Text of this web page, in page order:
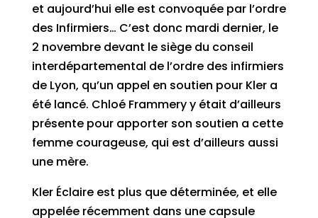
et aujourd’hui elle est convoquée par l’ordre
des Infirmiers… C’est donc mardi dernier, le
2 novembre devant le siège du conseil
interdépartemental de l’ordre des infirmiers
de Lyon, qu’un appel en soutien pour Kler a
été lancé. Chloé Frammery y était d’ailleurs
présente pour apporter son soutien a cette
femme courageuse, qui est d’ailleurs aussi
une mère.
Kler Éclaire est plus que déterminée, et elle
appelée récemment dans une capsule